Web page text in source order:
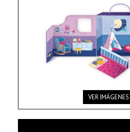
VER IMÁGENES